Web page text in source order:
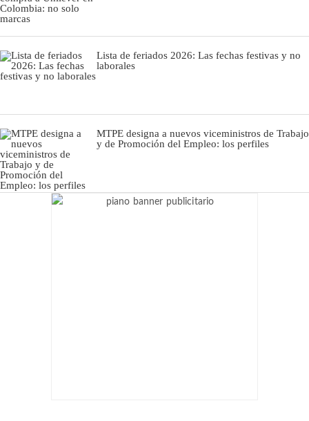
Lista de feriados 2026: Las fechas festivas y no
laborales
MTPE designa a nuevos viceministros de Trabajo
y de Promoción del Empleo: los perfiles